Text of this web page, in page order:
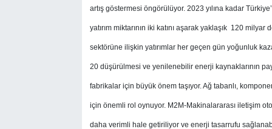
artış göstermesi öngörülüyor. 2023 yılına kadar
yatırım miktarının iki katını aşarak yaklaşık 120
sektörüne ilişkin yatırımlar her geçen gün yoğunluk
20 düşürülmesi ve yenilenebilir enerji kaynaklarının
fabrikalar için büyük önem taşıyor. Ağ tabanlı,
için önemli rol oynuyor. M2M-Makinalararası iletişim
daha verimli hale getiriliyor ve enerji tasarrufu